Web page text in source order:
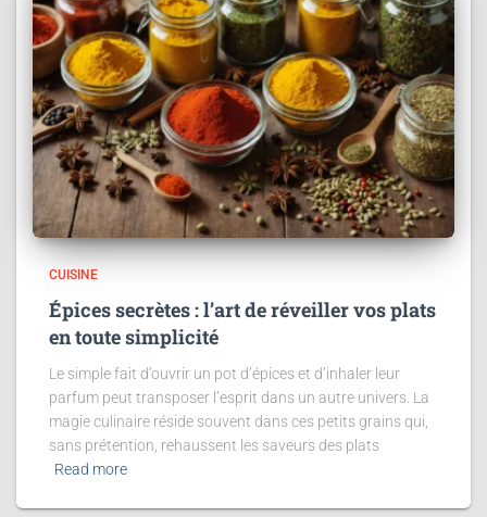
CUISINE
Épices secrètes : l’art de réveiller vos plats
en toute simplicité
Le simple fait d’ouvrir un pot d’épices et d’inhaler leur
parfum peut transposer l’esprit dans un autre univers. La
magie culinaire réside souvent dans ces petits grains qui,
sans prétention, rehaussent les saveurs des plats
Read more